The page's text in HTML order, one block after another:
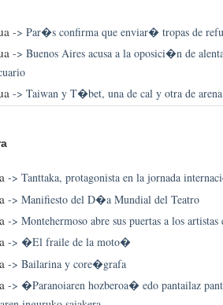
-> Par�s confirma que enviar� tropas de
-> Buenos Aires acusa a la oposici�n de
-> Taiwan y T�bet, una de cal y otra de
-> Tanttaka, protagonista en la jornada
-> Manifiesto del D�a Mundial del Teatro
-> Montehermoso abre sus puertas a los artistas
-> �El fraile de la moto�
-> Bailarina y core�grafa
-> �Paranoiaren hozberoa� edo pantailaz